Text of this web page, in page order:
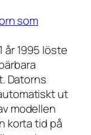
som
år 1995 löste
Datorns
ut
modellen
korta tid på